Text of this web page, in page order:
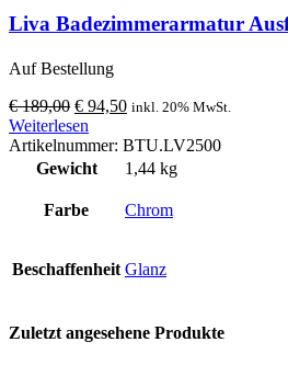
Liva Badezimmerarmatur
Auf Bestellung
€189,00 Ursprünglicher
Preis
war:
€ 189,00
€ 94,50Aktueller
ist:
€ 94,50.
inkl. 20% MwSt.
Weiterlesen
Artikelnummer: BTU.LV2500
Gewicht
1,44 kg
Farbe Chrom
Beschaffenheit Glanz
Zuletzt angesehene Produkte